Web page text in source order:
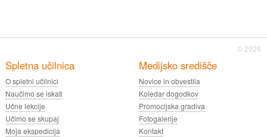
© 2026
Spletna učilnica
O spletni učilnici
Naučimo se iskati
Učne lekcije
Učimo se skupaj
Moja ekspedicija
Medijsko središče
Novice in obvestila
Koledar dogodkov
Promocijska gradiva
Fotogalerije
Kontakt